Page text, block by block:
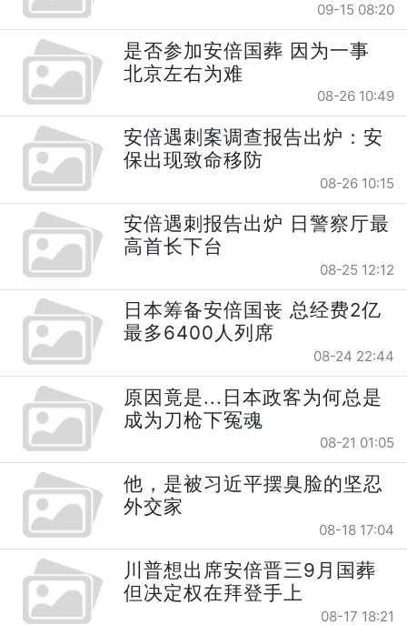
09-15 08:20
是否参加安倍国葬 因为一事
北京左右为难
08-26 10:49
安倍遇刺案调查报告出炉：安
保出现致命移防
08-26 10:15
安倍遇刺报告出炉 日警察厅最
高首长下台
08-25 12:12
日本筹备安倍国丧 总经费2亿
最多6400人列席
08-24 22:44
原因竟是...日本政客为何总是
成为刀枪下冤魂
08-21 01:05
他，是被习近平摆臭脸的坚忍
外交家
08-18 17:04
川普想出席安倍晋三9月国葬
但决定权在拜登手上
08-17 18:21